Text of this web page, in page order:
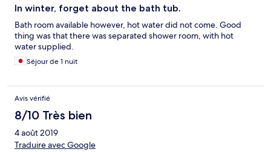
In winter, forget about the bath tub.
Bath room available however, hot water did not come. Good
thing was that there was separated shower room, with hot
water supplied.
Séjour de 1 nuit
Avis vérifié
8/10 Très bien
4 août 2019
Traduire avec Google